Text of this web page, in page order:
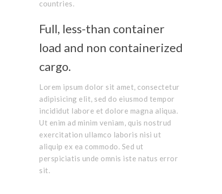
countries.
Full, less-than container
load and non containerized
cargo.
Lorem ipsum dolor sit amet, consectetur
adipisicing elit, sed do eiusmod tempor
incididut labore et dolore magna aliqua.
Ut enim ad minim veniam, quis nostrud
exercitation ullamco laboris nisi ut
aliquip ex ea commodo. Sed ut
perspiciatis unde omnis iste natus error
sit.